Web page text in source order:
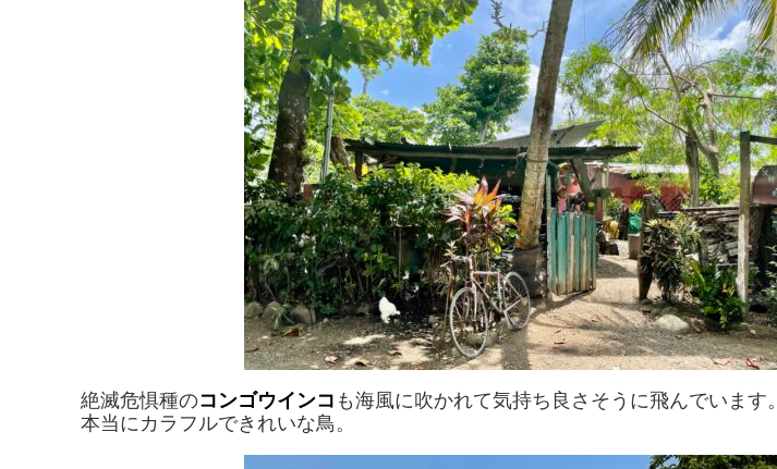
絶滅危惧種のコンゴウインコ も海風に吹かれて気持ち良さそうに飛んでいます。
本当にカラフルできれいな鳥。